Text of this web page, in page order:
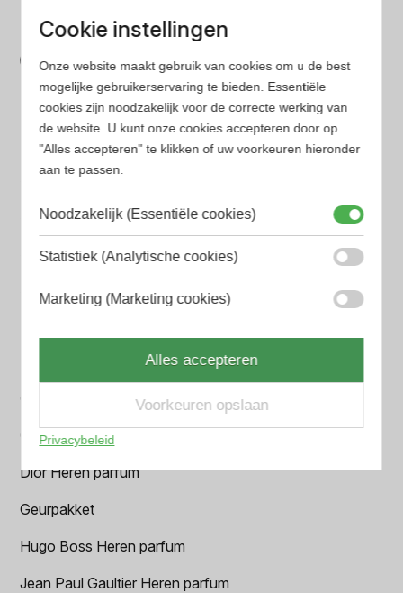
Bespaar tijd en geld
Wij hebben alle prijzen voor je verzameld zodat jij
minder tijd en geld kwijt bent
Populaire herengeuren
Amouage Heren parfum
Aramis Heren parfum
Armani Heren parfum
BVLGARI Heren parfum
Chanel Heren parfum
Creed heren parfum
Dior Heren parfum
Geurpakket
Hugo Boss Heren parfum
Jean Paul Gaultier Heren parfum
Cookie instellingen
Onze website maakt gebruik van cookies om u de best
mogelijke gebruikerservaring te bieden. Essentiële
cookies zijn noodzakelijk voor de correcte werking van
de website. U kunt onze cookies accepteren door op
"Alles accepteren" te klikken of uw voorkeuren hieronder
aan te passen.
Noodzakelijk (Essentiële cookies)
Statistiek (Analytische cookies)
Marketing (Marketing cookies)
Alles accepteren
Voorkeuren opslaan
Privacybeleid